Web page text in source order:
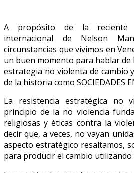
A propósito de la reciente
internacional de Nelson
circunstancias que vivimos en
un buen momento para hablar de
estrategia no violenta de cambio
de la historia como SOCIEDADES
La resistencia estratégica no
principio de la no violencia
religiosas y éticas contra la
decir que, a veces, no vayan
aspecto estratégico resaltamos,
para producir el cambio utilizando